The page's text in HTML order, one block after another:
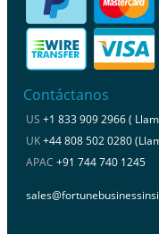
Contáctanos
US +1 833 909 2966 (
UK+44 808 502 0280
APAC +91 744 740 1245